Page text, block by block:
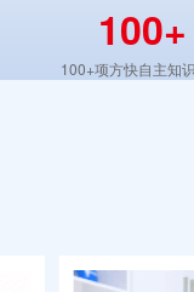
100+
100+项方快自主知